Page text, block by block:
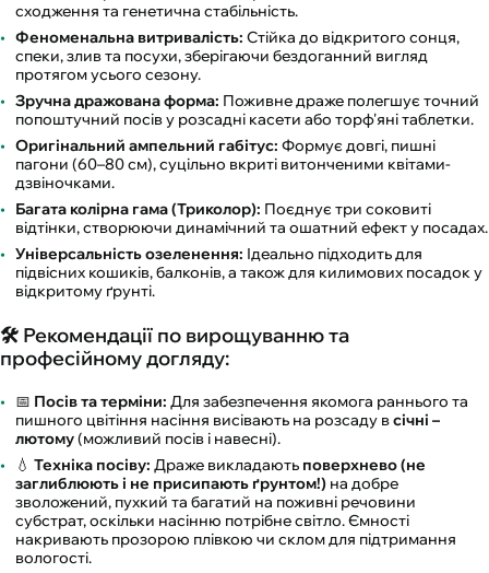
сходження та генетична стабільність.
Феноменальна витривалість: Стійка до відкритого сонця,
спеки, злив та посухи, зберігаючи бездоганний вигляд
протягом усього сезону.
Зручна дражована форма: Поживне драже полегшує точний
попоштучний посів у розсадні касети або торф'яні таблетки.
Оригінальний ампельний габітус: Формує довгі, пишні
пагони (60–80 см), суцільно вкриті витонченими квітами-
дзвіночками.
Багата колірна гама (Триколор): Поєднує три соковиті
відтінки, створюючи динамічний та ошатний ефект у посадах.
Універсальність озеленення: Ідеально підходить для
підвісних кошиків, балконів, а також для килимових посадок у
відкритому ґрунті.
🛠️ Рекомендації по вирощуванню та
професійному догляду:
📅 Посів та терміни: Для забезпечення якомога раннього та
пишного цвітіння насіння висівають на розсаду всічні –
лютому(можливий посів і навесні).
💧 Техніка посіву: Драже викладають поверхнево (не
заглиблюють і не присипають ґрунтом!) на добре
зволожений, пухкий та багатий на поживні речовини
субстрат, оскільки насінню потрібне світло. Ємності
накривають прозорою плівкою чи склом для підтримання
вологості.